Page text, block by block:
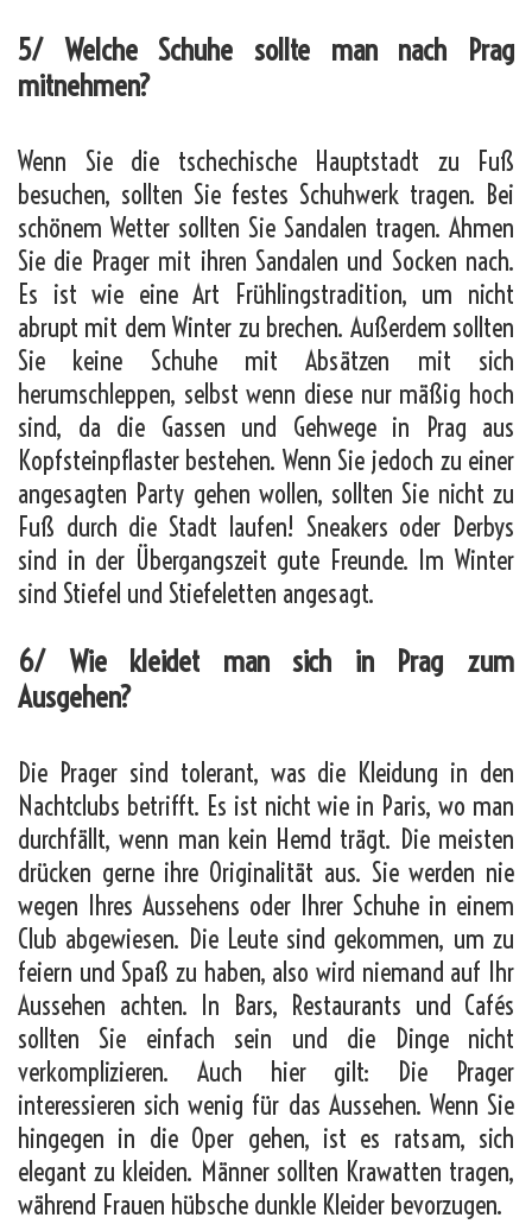
5/ Welche Schuhe sollte man nach Prag
mitnehmen?
Wenn Sie die tschechische Hauptstadt zu Fuß
besuchen, sollten Sie festes Schuhwerk tragen. Bei
schönem Wetter sollten Sie Sandalen tragen. Ahmen
Sie die Prager mit ihren Sandalen und Socken nach.
Es ist wie eine Art Frühlingstradition, um nicht
abrupt mit dem Winter zu brechen. Außerdem sollten
Sie keine Schuhe mit Absätzen mit sich
herumschleppen, selbst wenn diese nur mäßig hoch
sind, da die Gassen und Gehwege in Prag aus
Kopfsteinpflaster bestehen. Wenn Sie jedoch zu einer
angesagten Party gehen wollen, sollten Sie nicht zu
Fuß durch die Stadt laufen! Sneakers oder Derbys
sind in der Übergangszeit gute Freunde. Im Winter
sind Stiefel und Stiefeletten angesagt.
6/ Wie kleidet man sich in Prag zum
Ausgehen?
Die Prager sind tolerant, was die Kleidung in den
Nachtclubs betrifft. Es ist nicht wie in Paris, wo man
durchfällt, wenn man kein Hemd trägt. Die meisten
drücken gerne ihre Originalität aus. Sie werden nie
wegen Ihres Aussehens oder Ihrer Schuhe in einem
Club abgewiesen. Die Leute sind gekommen, um zu
feiern und Spaß zu haben, also wird niemand auf Ihr
Aussehen achten. In Bars, Restaurants und Cafés
sollten Sie einfach sein und die Dinge nicht
verkomplizieren. Auch hier gilt: Die Prager
interessieren sich wenig für das Aussehen. Wenn Sie
hingegen in die Oper gehen, ist es ratsam, sich
elegant zu kleiden. Männer sollten Krawatten tragen,
während Frauen hübsche dunkle Kleider bevorzugen.